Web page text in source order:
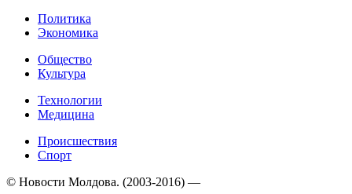
Политика
Экономика
Общество
Культура
Технологии
Медицина
Происшествия
Спорт
© Новости Молдова. (2003-2016) —